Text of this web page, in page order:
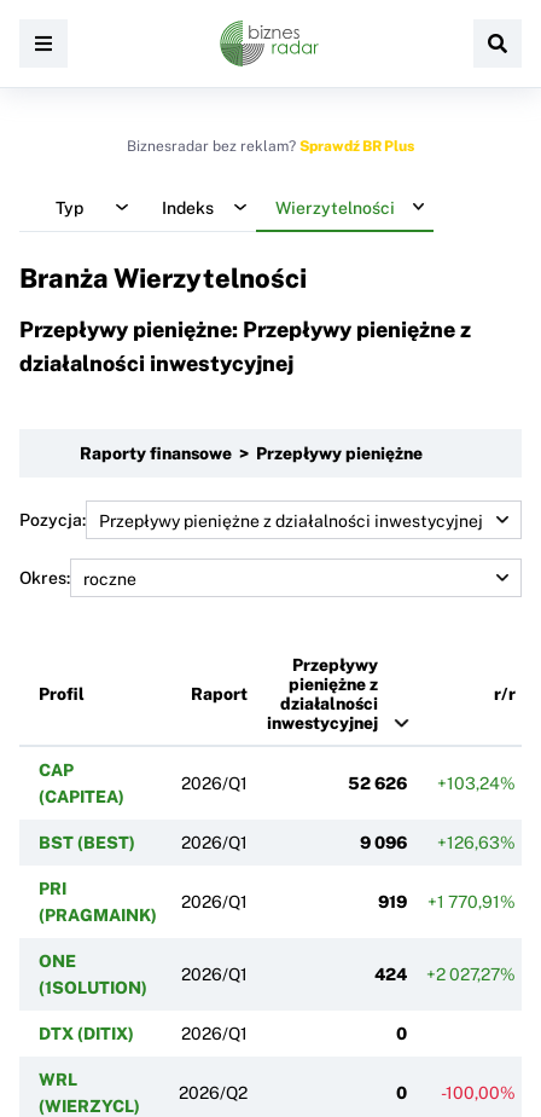
Biznesradar bez reklam? Sprawdź BR Plus
Typ Indeks Wierzytelności
Branża Wierzytelności
Przepływy pieniężne: Przepływy pieniężne z
działalności inwestycyjnej
Raporty finansowe > Przepływy pieniężne
Pozycja:
Okres:
Profil Raport
Przepływy
pieniężne z
działalności
inwestycyjnej
r/r
CAP
(CAPITEA)
2026/Q1 52 626 +103,24%
BST (BEST) 2026/Q1 9 096 +126,63%
PRI
(PRAGMAINK)
2026/Q1 919 +1 770,91%
ONE
(1SOLUTION)
2026/Q1 424 +2 027,27%
DTX (DITIX) 2026/Q1 0
WRL
(WIERZYCL)
2026/Q2 0 -100,00%